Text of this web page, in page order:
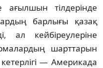
тілдерінде
барлығы қазақ
ал кейбіреулеріне
шарттарын
— Америкада